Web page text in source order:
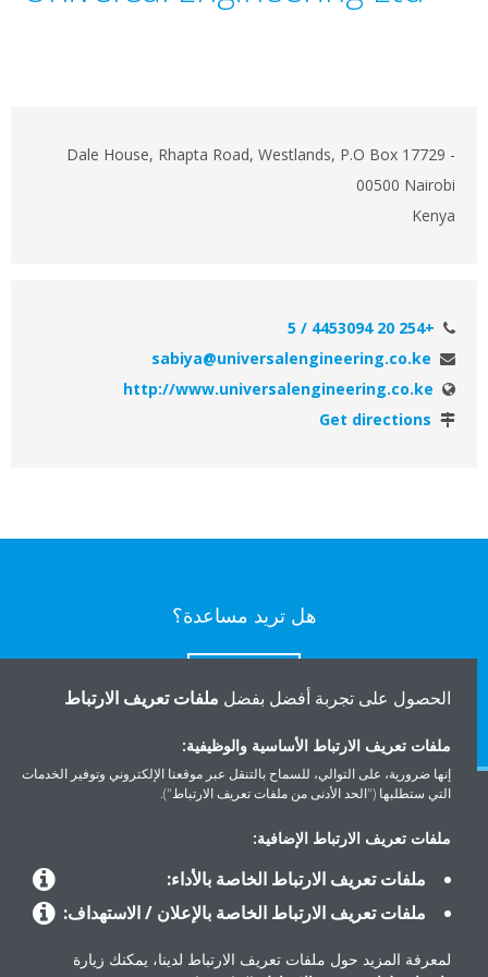
Dale House, Rhapta Road, Westlands, P.O Box 17729 -
00500 Nairobi
Kenya
+254 20 4453094 / 5
sabiya@universalengineering.co.ke
http://www.universalengineering.co.ke
Get directions
هل تريد مساعدة؟
الحصول على تجربة أفضل بفضل ملفات تعريف الارتباط
ملفات تعريف الارتباط الأساسية والوظيفية:
إنها ضرورية، على التوالي، للسماح بالتنقل عبر موقعنا الإلكتروني وتوفير الخدمات
التي ستطلبها ("الحد الأدنى من ملفات تعريف الارتباط").
ملفات تعريف الارتباط الإضافية:
ملفات تعريف الارتباط الخاصة بالأداء:
ملفات تعريف الارتباط الخاصة بالإعلان / الاستهداف:
لمعرفة المزيد حول ملفات تعريف الارتباط لدينا، يمكنك زيارة